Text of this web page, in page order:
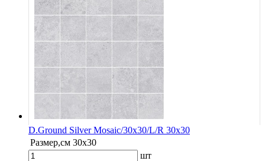
D.Ground Silver Mosaic/30x30/L/R 30x30
Размер,см 30x30
шт